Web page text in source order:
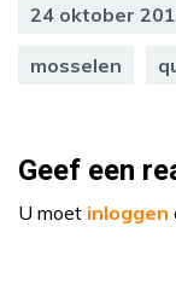
24 oktober
mosselen
Geef een
U moet inloggen